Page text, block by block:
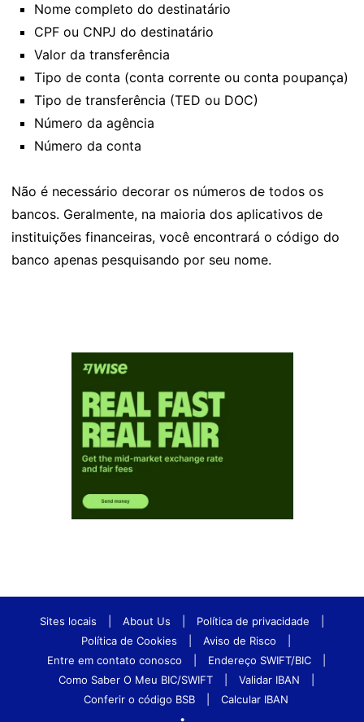
Nome completo do destinatário
CPF ou CNPJ do destinatário
Valor da transferência
Tipo de conta (conta corrente ou conta poupança)
Tipo de transferência (TED ou DOC)
Número da agência
Número da conta
Não é necessário decorar os números de todos os
bancos. Geralmente, na maioria dos aplicativos de
instituições financeiras, você encontrará o código do
banco apenas pesquisando por seu nome.
Sites locais About Us Política de privacidade
Política de Cookies
Aviso de Risco
Entre em contato conosco
Endereço SWIFT/BIC
Como Saber O Meu BIC/SWIFT
Validar IBAN
Conferir o código BSB
Calcular IBAN
•